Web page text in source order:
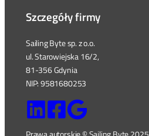
Szczegóły firmy
Sailing Byte sp. z o.o.
ul. Starowiejska 16/2,
81-356 Gdynia
NIP: 9581680253